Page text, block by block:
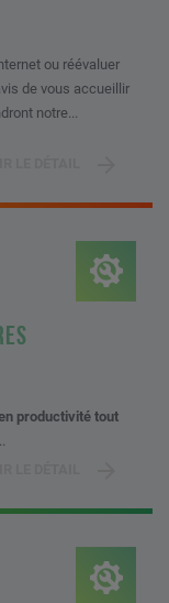
ou réévaluer
de vous accueillir
notre...
productivité tout